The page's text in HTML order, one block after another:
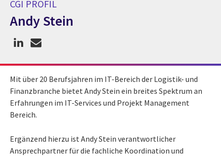
CGI PROFIL
Andy Stein
CGI Profil Andy Stein
Mit über 20 Berufsjahren im IT-Bereich der Logistik- und
Finanzbranche bietet Andy Stein ein breites Spektrum an
Erfahrungen im IT-Services und Projekt Management
Bereich.
Ergänzend hierzu ist Andy Stein verantwortlicher
Ansprechpartner für die fachliche Koordination und